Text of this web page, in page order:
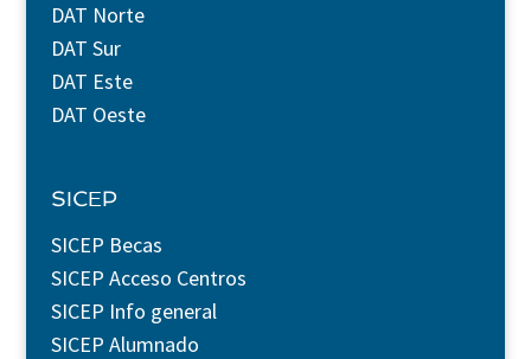
DAT Norte
DAT Sur
DAT Este
DAT Oeste
SICEP
SICEP Becas
SICEP Acceso Centros
SICEP Info general
SICEP Alumnado